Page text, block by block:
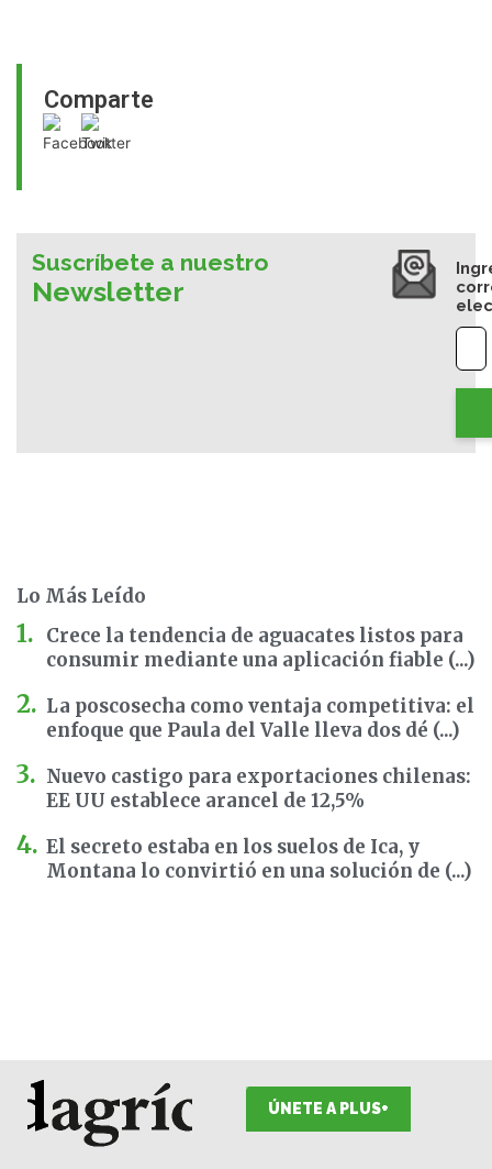
Comparte
Suscríbete a nuestro
Newsletter
Lo Más Leído
Crece la tendencia de aguacates listos para
consumir mediante una aplicación fiable (...)
La poscosecha como ventaja competitiva: el
enfoque que Paula del Valle lleva dos dé (...)
Nuevo castigo para exportaciones chilenas:
EE UU establece arancel de 12,5%
El secreto estaba en los suelos de Ica, y
Montana lo convirtió en una solución de (...)
ÚNETE A PLUS+